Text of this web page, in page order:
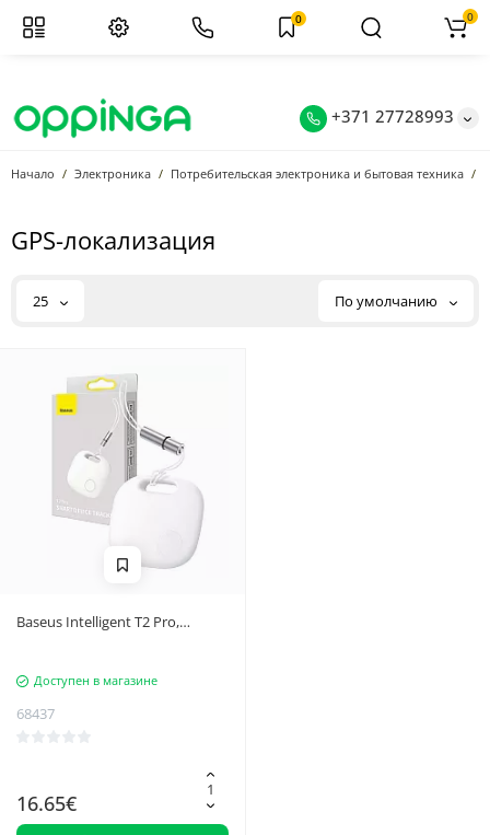
+371 27728993
0 0
Начало Электроника Потребительская электроника и бытовая техника
GPS-локализация
25 По умолчанию
Baseus Intelligent T2 Pro,
Доступен в магазине
68437
16.65€